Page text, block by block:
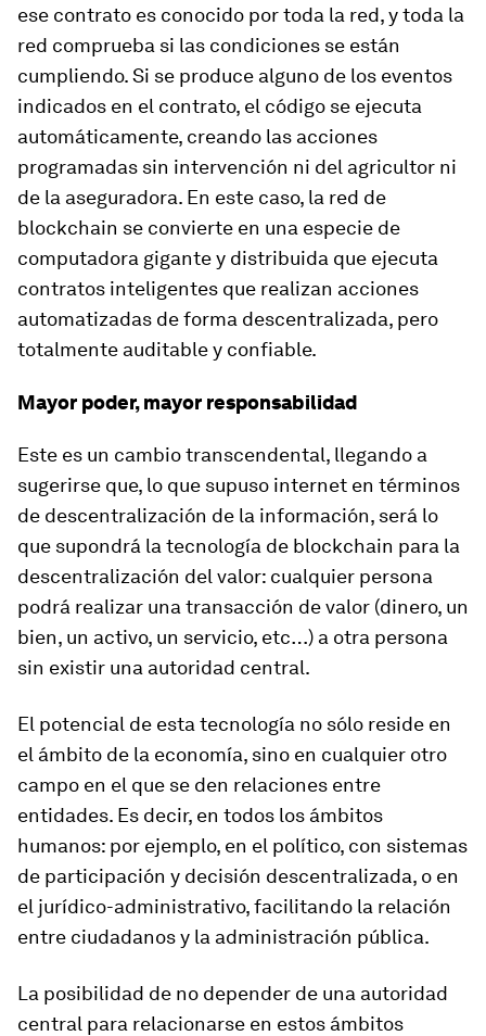
ese contrato es conocido por toda la red, y toda la
red comprueba si las condiciones se están
cumpliendo. Si se produce alguno de los eventos
indicados en el contrato, el código se ejecuta
automáticamente, creando las acciones
programadas sin intervención ni del agricultor ni
de la aseguradora. En este caso, la red de
blockchain se convierte en una especie de
computadora gigante y distribuida que ejecuta
contratos inteligentes que realizan acciones
automatizadas de forma descentralizada, pero
totalmente auditable y confiable.
Mayor poder, mayor responsabilidad
Este es un cambio transcendental, llegando a
sugerirse que, lo que supuso internet en términos
de descentralización de la información, será lo
que supondrá la tecnología de blockchain para la
descentralización del valor: cualquier persona
podrá realizar una transacción de valor (dinero, un
bien, un activo, un servicio, etc…) a otra persona
sin existir una autoridad central.
El potencial de esta tecnología no sólo reside en
el ámbito de la economía, sino en cualquier otro
campo en el que se den relaciones entre
entidades. Es decir, en todos los ámbitos
humanos: por ejemplo, en el político, con sistemas
de participación y decisión descentralizada, o en
el jurídico-administrativo, facilitando la relación
entre ciudadanos y la administración pública.
La posibilidad de no depender de una autoridad
central para relacionarse en estos ámbitos